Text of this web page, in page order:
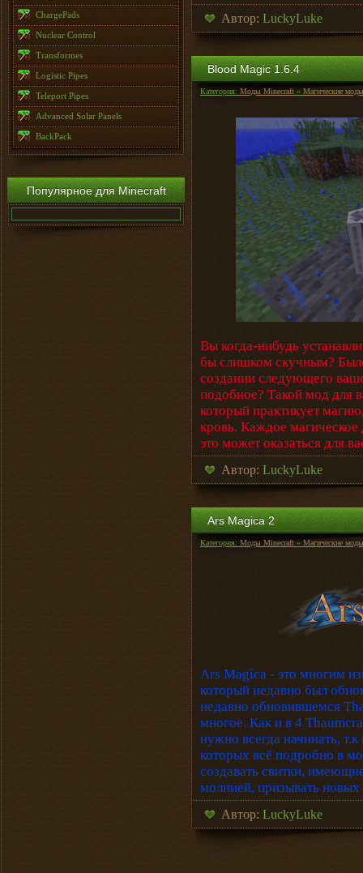
ChargePads
Nuclear Control
Transformes
Logistic Pipes
Teleport Pipes
Advanced Solar Panels
BackPack
Популярное для Minecraft
Автор: LuckyLuke
Blood Magic 1.6.4
Категория: Моды Minecraft » Магические моды
Вы когда-нибудь
бы слишком скучным?
создании следующего
подобное? Такой мод для
который практикует
кровь. Каждое магическое
это может оказаться для
Автор: LuckyLuke
Ars Magica 2
Категория: Моды Minecraft » Магические моды
Ars Magica - это многим
который недавно был
недавно обновившемся
многое. Как и в 4
нужно всегда начинать,
которых всё подробно в
создавать свитки,
молнией, призывать
Автор: LuckyLuke